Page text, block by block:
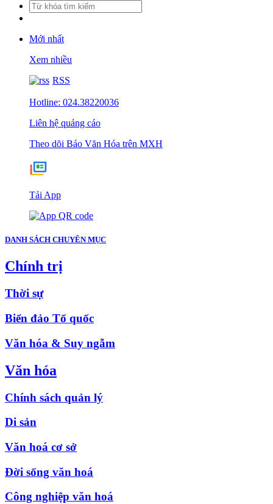
Mới nhất
Xem nhiều
RSS
Hotline: 024.38220036
Liên hệ quảng cáo
Theo dõi Báo Văn Hóa trên MXH
Tải App
DANH SÁCH CHUYÊN MỤC
Chính trị
Thời sự
Biển đảo Tổ quốc
Văn hóa & Suy ngẫm
Văn hóa
Chính sách quản lý
Di sản
Văn hoá cơ sở
Đời sống văn hoá
Công nghiệp văn hoá